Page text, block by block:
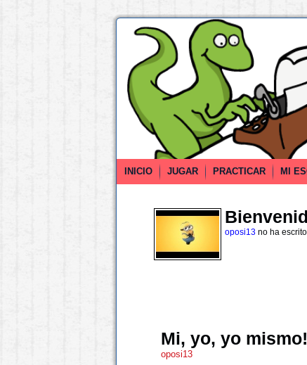
INICIO JUGAR PRACTICAR MI
oposi13no ha
Mi, yo, yo mismo!
oposi13